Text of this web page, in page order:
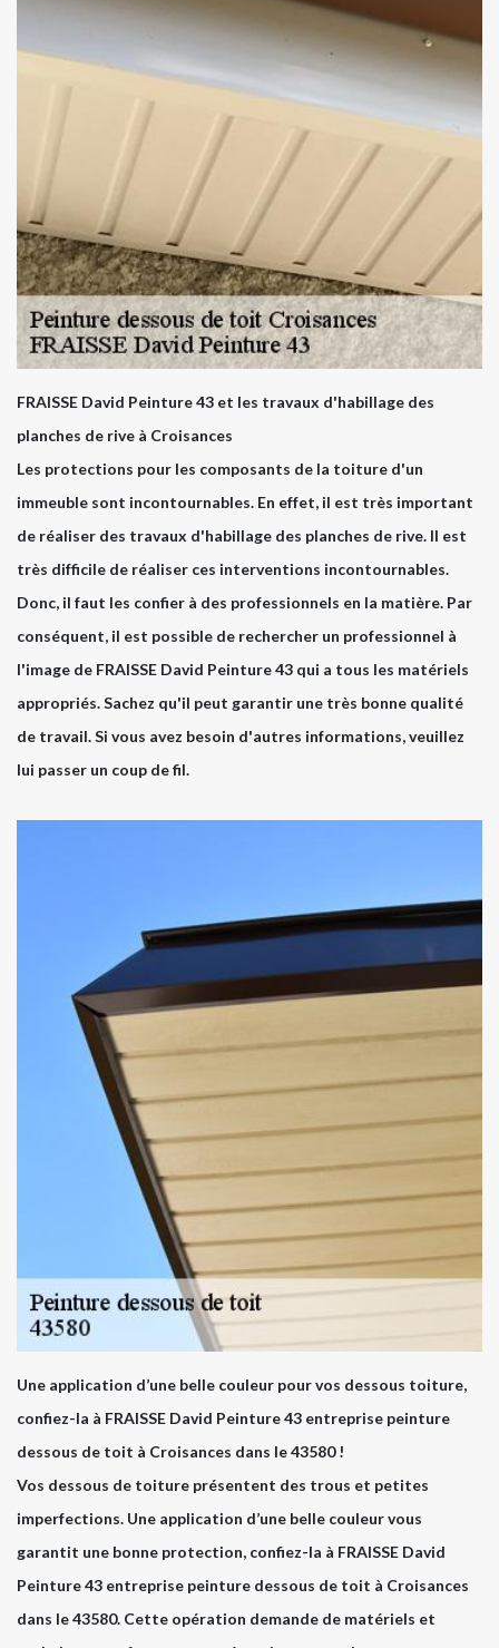
FRAISSE David Peinture 43 et les travaux d'habillage des
planches de rive à Croisances
Les protections pour les composants de la toiture d'un
immeuble sont incontournables. En effet, il est très important
de réaliser des travaux d'habillage des planches de rive. Il est
très difficile de réaliser ces interventions incontournables.
Donc, il faut les confier à des professionnels en la matière. Par
conséquent, il est possible de rechercher un professionnel à
l'image de FRAISSE David Peinture 43 qui a tous les matériels
appropriés. Sachez qu'il peut garantir une très bonne qualité
de travail. Si vous avez besoin d'autres informations, veuillez
lui passer un coup de fil.
Une application d’une belle couleur pour vos dessous toiture,
confiez-la à FRAISSE David Peinture 43 entreprise peinture
dessous de toit à Croisances dans le 43580 !
Vos dessous de toiture présentent des trous et petites
imperfections. Une application d’une belle couleur vous
garantit une bonne protection, confiez-la à FRAISSE David
Peinture 43 entreprise peinture dessous de toit à Croisances
dans le 43580. Cette opération demande de matériels et